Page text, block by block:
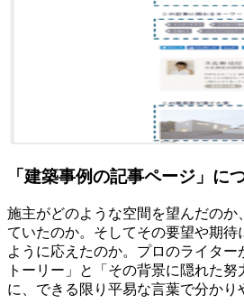
「建築事例の記事ページ」に
施主がどのような空間を望んだのか
ていたのか。そしてその要望や期待
ように応えたのか。プロのライター
トーリー」と「その背景に隠れた
に、できる限り平易な言葉で分かり